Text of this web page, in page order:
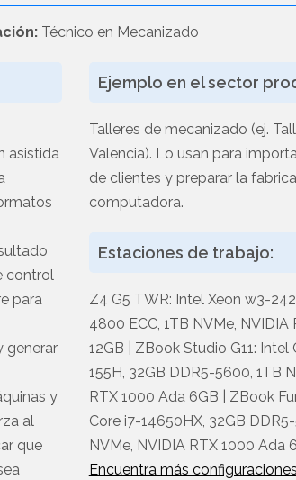
Técnico en Mecanizado
asistida
control
para
generar
y
al
que
Ejemplo en el sector
Talleres de mecanizado (ej.
Valencia). Lo usan para
de clientes y preparar la
computadora.
Estaciones de trabajo:
Z4 G5 TWR: Intel Xeon w3-
4800 ECC, 1TB NVMe, NVIDIA
12GB | ZBook Studio G11: Intel
155H, 32GB DDR5-5600, 1TB
RTX 1000 Ada 6GB | ZBook
Core i7-14650HX, 32GB
NVMe, NVIDIA RTX 1000 Ada
Encuentra más configuraciones